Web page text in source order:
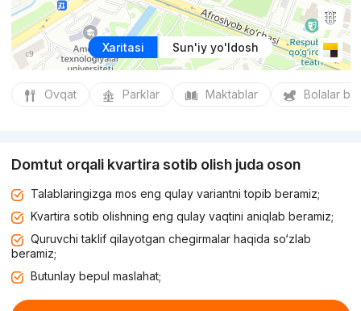
Xaritasi Sun'iy yo'ldosh
Ovqat Parklar Maktablar Bolalar
Domtut orqali kvartira sotib olish juda oson
Talablaringizga mos eng qulay variantni topib beramiz;
Kvartira sotib olishning eng qulay vaqtini aniqlab beramiz;
Quruvchi taklif qilayotgan chegirmalar haqida so‘zlab
beramiz;
Butunlay bepul maslahat;